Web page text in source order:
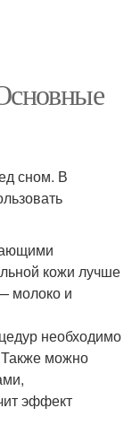
сном. В
кожи лучше
молоко и
необходимо
можно
эффект